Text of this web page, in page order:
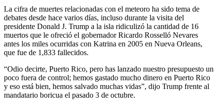
La cifra de muertes relacionadas con el meteoro ha sido tema de
debates desde hace varios días, incluso durante la visita del
presidente Donald J. Trump a la isla ridiculizó la cantidad de 16
muertos que le ofreció el gobernador Ricardo Rosselló Nevares
antes los miles ocurridas con Katrina en 2005 en Nueva Orleans,
que fue de 1,833 fallecidos.
“Odio decirte, Puerto Rico, pero has lanzado nuestro presupuesto un
poco fuera de control; hemos gastado mucho dinero en Puerto Rico
y eso está bien, hemos salvado muchas vidas”, dijo Trump frente al
mandatario boricua el pasado 3 de octubre.